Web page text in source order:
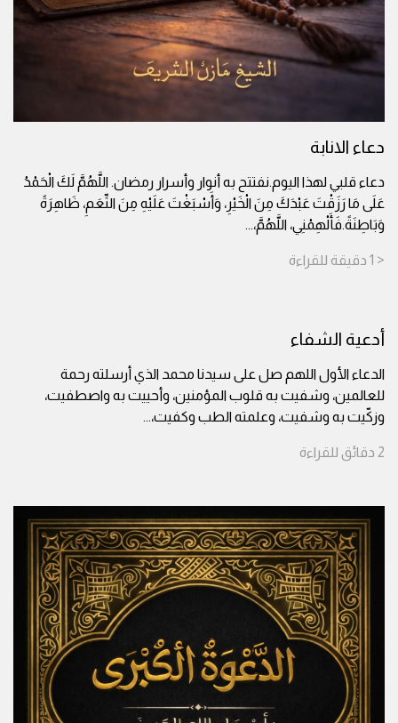
دعاء الانابة
دعاء قلبي لهذا اليوم.نفتتح به أنوار وأسرار رمضان. اللَّهُمَّ لَكَ الْحَمْدُ
عَلَى مَا رَزَقْتَ عَبْدَكَ مِنَ الْخَيْرِ، وَأَسْبَغْتَ عَلَيْهِ مِنَ النِّعَمِ، ظَاهِرَةً
وَبَاطِنَةً.فَأَلْهِمْنِي، اللَّهُمَّ،...
< 1 دقيقة للقراءة
أدعية الشفاء
الدعاء الأول اللهم صل على سيدنا محمد الذي أرسلته رحمة
للعالمين، وشفيت به قلوب المؤمنين، وأحييت به واصطفيت،
وزكّيت به وشفيت، وعلمته الطب وكفيت،...
2 دقائق للقراءة